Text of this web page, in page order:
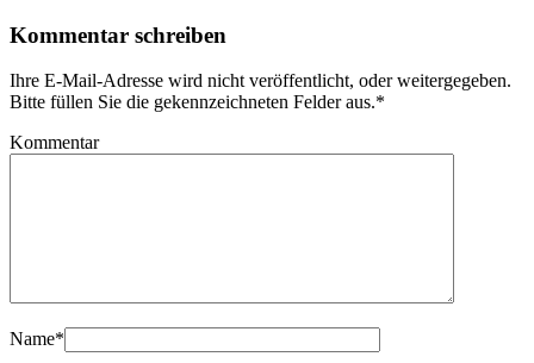
Kommentar schreiben
Ihre E-Mail-Adresse wird nicht veröffentlicht, oder weitergegeben.
Bitte füllen Sie die gekennzeichneten Felder aus.*
Kommentar
Name*